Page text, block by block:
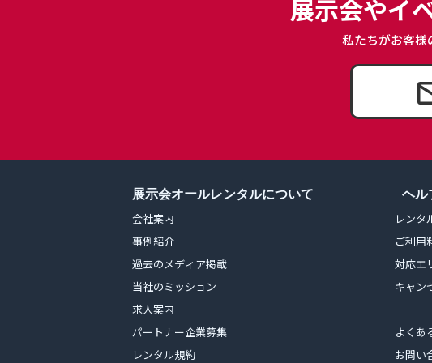
展示会やイ
私たちがお客様
展示会オールレンタルについて
会社案内
事例紹介
過去のメディア掲載
当社のミッション
求人案内
パートナー企業募集
レンタル規約
ヘル
レンタ
ご利用
対応エ
キャン
よくあ
お問い